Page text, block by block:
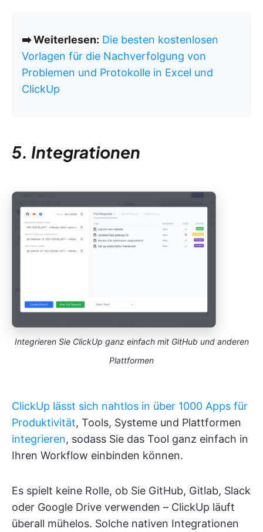
➡️ Weiterlesen: Die besten kostenlosen
Vorlagen für die Nachverfolgung von
Problemen und Protokolle in Excel und
ClickUp
5. Integrationen
Integrieren Sie ClickUp ganz einfach mit GitHub und anderen
Plattformen
ClickUp lässt sich nahtlos in über 1000 Apps für
Produktivität, Tools, Systeme und Plattformen
integrieren, sodass Sie das Tool ganz einfach in
Ihren Workflow einbinden können.
Es spielt keine Rolle, ob Sie GitHub, Gitlab, Slack
oder Google Drive verwenden – ClickUp läuft
überall mühelos. Solche nativen Integrationen